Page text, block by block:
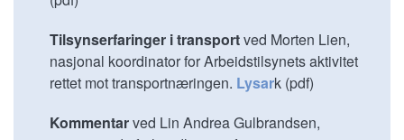
Tilsynserfaringer i transportved Morten Lien,
nasjonal koordinator for Arbeidstilsynets aktivitet
rettet mot transportnæringen. Lysark (pdf)
Kommentarved Lin Andrea Gulbrandsen,